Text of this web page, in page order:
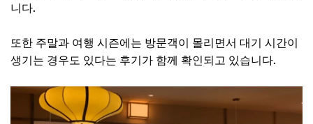
니다.
또한 주말과 여행 시즌에는 방문객이 몰리면서 대기 시간이
생기는 경우도 있다는 후기가 함께 확인되고 있습니다.